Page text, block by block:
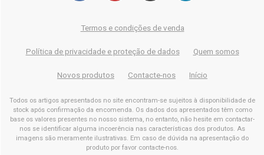
Termos e condições de venda
Política de privacidade e proteção de dados Quem somos
Novos produtos Contacte-nos Início
Todos os artigos apresentados no site encontram-se sujeitos à disponibilidade de
stock após confirmação da encomenda. Os dados dos apresentados têm como
base os valores presentes no nosso sistema, no entanto, não hesite em contactar-
nos se identificar alguma incoerência nas características dos produtos. As
imagens são meramente ilustrativas. Em caso de dúvida na apresentação do
produto por favor contacte-nos.